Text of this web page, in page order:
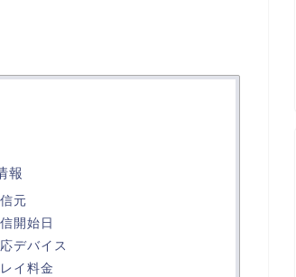
報
元
開始日
デバイス
イ料金